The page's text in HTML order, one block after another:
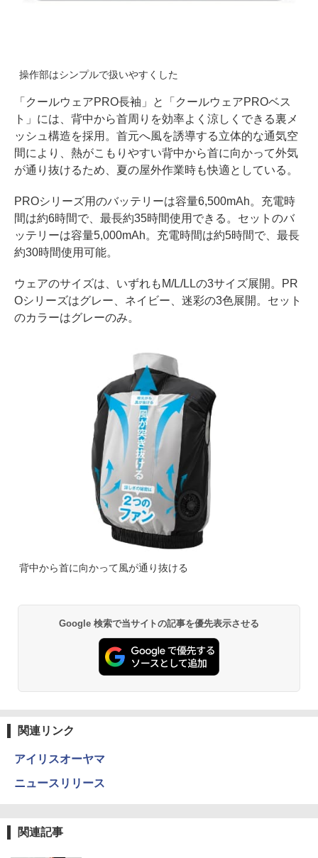
操作部はシンプルで扱いやすくした
「クールウェアPRO長袖」と「クールウェアPROベス
ト」には、背中から首周りを効率よく涼しくできる裏メ
ッシュ構造を採用。首元へ風を誘導する立体的な通気空
間により、熱がこもりやすい背中から首に向かって外気
が通り抜けるため、夏の屋外作業時も快適としている。
PROシリーズ用のバッテリーは容量6,500mAh。充電時
間は約6時間で、最長約35時間使用できる。セットのバ
ッテリーは容量5,000mAh。充電時間は約5時間で、最長
約30時間使用可能。
ウェアのサイズは、いずれもM/L/LLの3サイズ展開。PR
Oシリーズはグレー、ネイビー、迷彩の3色展開。セット
のカラーはグレーのみ。
背中から首に向かって風が通り抜ける
Google 検索で当サイトの記事を優先表示させる
関連リンク
アイリスオーヤマ
ニュースリリース
関連記事